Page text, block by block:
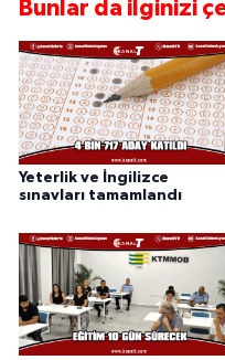
Bunlar da ilginizi
Yeterlik ve İngilizce
sınavları tamamlandı